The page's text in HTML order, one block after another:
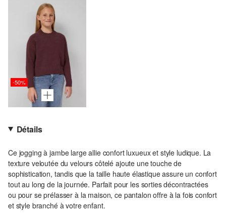
-50%
Détails
Ce jogging à jambe large allie confort luxueux et style ludique. La
texture veloutée du velours côtelé ajoute une touche de
sophistication, tandis que la taille haute élastique assure un confort
tout au long de la journée. Parfait pour les sorties décontractées
ou pour se prélasser à la maison, ce pantalon offre à la fois confort
et style branché à votre enfant.